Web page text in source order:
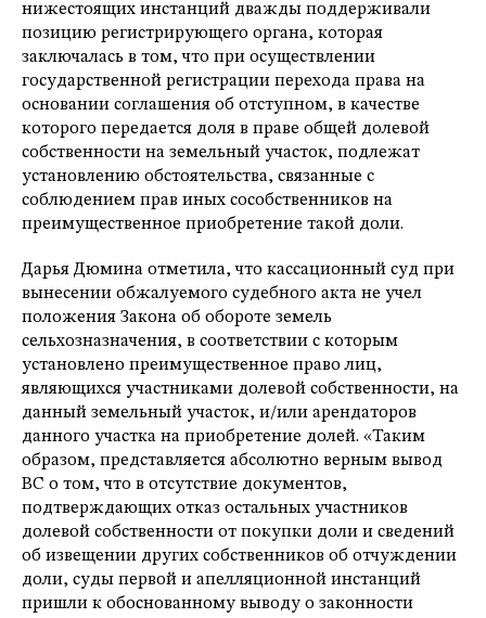
нижестоящих инстанций дважды поддерживали
позицию регистрирующего органа, которая
заключалась в том, что при осуществлении
государственной регистрации перехода права на
основании соглашения об отступном, в качестве
которого передается доля в праве общей долевой
собственности на земельный участок, подлежат
установлению обстоятельства, связанные с
соблюдением прав иных сособственников на
преимущественное приобретение такой доли.
Дарья Дюмина отметила, что кассационный суд при
вынесении обжалуемого судебного акта не учел
положения Закона об обороте земель
сельхозназначения, в соответствии с которым
установлено преимущественное право лиц,
являющихся участниками долевой собственности, на
данный земельный участок, и/или арендаторов
данного участка на приобретение долей. «Таким
образом, представляется абсолютно верным вывод
ВС о том, что в отсутствие документов,
подтверждающих отказ остальных участников
долевой собственности от покупки доли и сведений
об извещении других собственников об отчуждении
доли, суды первой и апелляционной инстанций
пришли к обоснованному выводу о законности